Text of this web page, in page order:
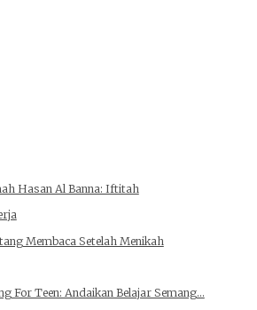
Hasan Al Banna: Iftitah
Membaca Setelah Menikah
For Teen: Andaikan Belajar Semang...